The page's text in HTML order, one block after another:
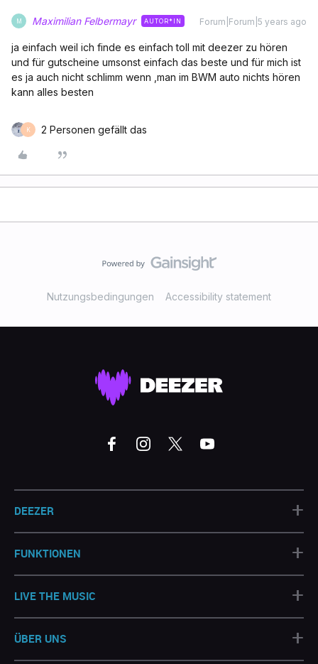
M Maximilian Felbermayr AUTOR*IN Forum|Forum|5 years ago
ja einfach weil ich finde es einfach toll mit deezer zu hören
und für gutscheine umsonst einfach das beste und für mich ist
es ja auch nicht schlimm wenn ,man im BWM auto nichts hören
kann alles besten
K 2 Personen gefällt das
Nutzungsbedingungen Accessibility statement
DEEZER +
FUNKTIONEN +
LIVE THE MUSIC +
ÜBER UNS +